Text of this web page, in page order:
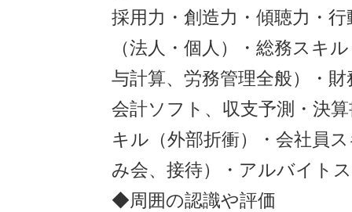
採用力・創造力・傾聴力・
（法人・個人）・総務スキ
与計算、労務管理全般）・
会計ソフト、収支予測・決
キル（外部折衝）・会社員
み会、接待）・アルバイト
◆周囲の認識や評価